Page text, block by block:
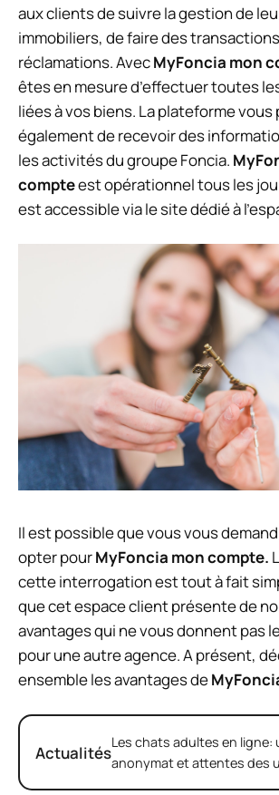
aux clients de suivre la gestion de
immobiliers, de faire des
réclamations. AvecMyFoncia mon
êtes en mesure d’effectuer toutes
liées à vos biens. La plateforme vous
également de recevoir des
les activités du groupe Foncia.
compteest opérationnel tous les
est accessible via le site dédié à
Il est possible que vous vous
opter pourMyFoncia mon compte.
cette interrogation est tout à fait
que cet espace client présente de
avantages qui ne vous donnent pas
pour une autre agence. A présent,
ensemble les avantages de
ActualitésLes chats adultes en ligne:
anonymat et attentes des